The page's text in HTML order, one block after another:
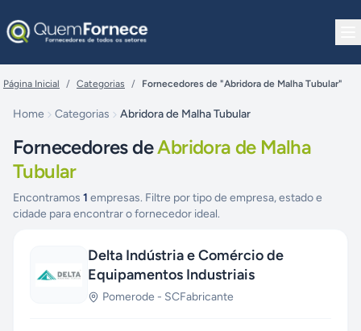
Página Inicial / Categorias / Fornecedores de "Abridora de Malha Tubular"
Home Categorias Abridora de Malha Tubular
Fornecedores deAbridora de Malha
Tubular
Encontramos 1 empresas. Filtre por tipo de empresa, estado e
cidade para encontrar o fornecedor ideal.
Delta Indústria e Comércio de
Equipamentos Industriais
Pomerode - SCFabricante